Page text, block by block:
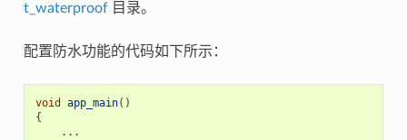
t_waterproof目录。
配置防水功能的代码如下所示：
void app_main()
{
...